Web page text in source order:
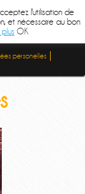
personelles
l'utilisation de
et nécessaire au bon
OK